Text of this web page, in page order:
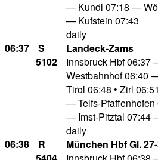
— Kundl 07:18 —
— Kufstein 07:43
daily
06:37
S
5102
Landeck-Zams
Innsbruck Hbf 06:37
Westbahnhof 06:40
Tirol 06:48 • Zirl
— Telfs-
— Imst-Pitztal 07:44
daily
06:38
R
München Hbf Gl.